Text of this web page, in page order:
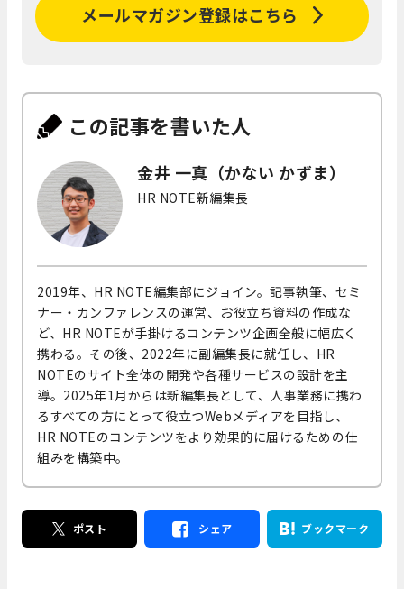
メールマガジン登録はこちら
この記事を書いた人
金井 一真（かない かずま）
HR NOTE新編集長
2019年、HR NOTE編集部にジョイン。記事執筆、セミ
ナー・カンファレンスの運営、お役立ち資料の作成な
ど、HR NOTEが手掛けるコンテンツ企画全般に幅広く
携わる。その後、2022年に副編集長に就任し、HR
NOTEのサイト全体の開発や各種サービスの設計を主
導。2025年1月からは新編集長として、人事業務に携わ
るすべての方にとって役立つWebメディアを目指し、
HR NOTEのコンテンツをより効果的に届けるための仕
組みを構築中。
ポスト シェア ブックマーク